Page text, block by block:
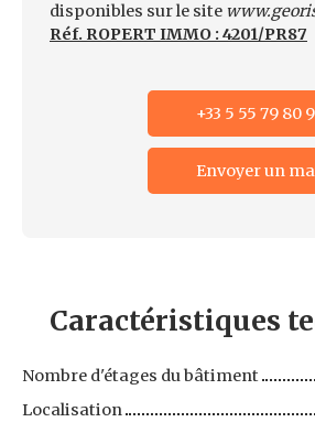
disponibles sur le site
Réf. ROPERT IMMO : 4201/PR87
+33 5 55 79 80
Envoyer un
Caractéristiques
Nombre d'étages du bâtiment
Localisation